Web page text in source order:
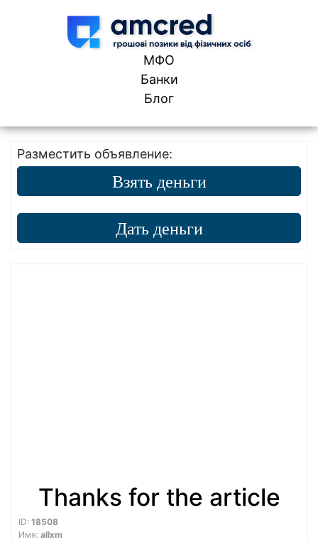
МФО
Банки
Блог
Разместить объявление:
Взять деньги
Дать деньги
Thanks for the article
ID: 18508
Имя: allxm